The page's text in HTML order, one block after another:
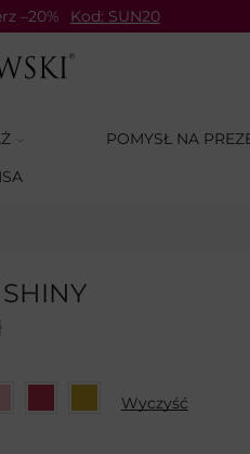
–20% Kod: SUN20
POMYSŁ NA
Wyczyść